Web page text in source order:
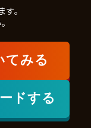
。
てみる
ドする